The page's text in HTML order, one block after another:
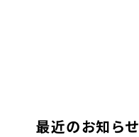
最近のお知らせ